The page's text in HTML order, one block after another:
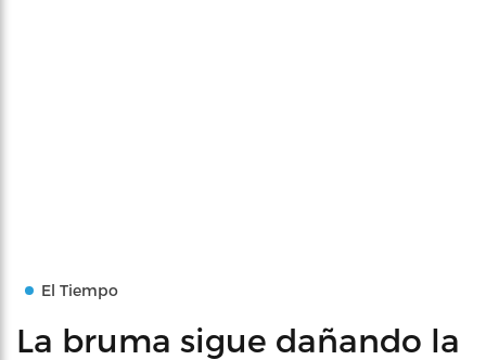
El Tiempo
La bruma sigue dañando la